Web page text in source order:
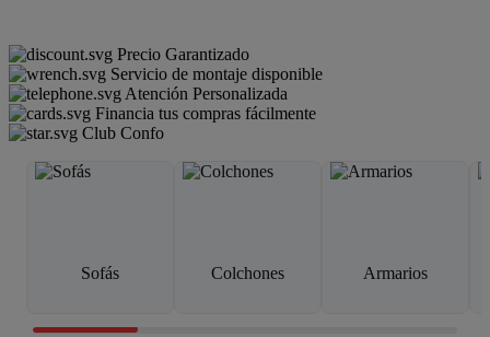
Precio Garantizado
Servicio de montaje disponible
Atención Personalizada
Financia tus compras fácilmente
Club Confo
Sofás Colchones Armarios